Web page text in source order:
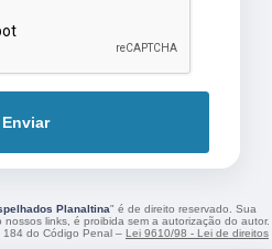
Enviar
Planaltina" é de direito reservado. Sua
links, é proibida sem a autorização do autor.
184 do Código Penal – Lei 9610/98 - Lei de direitos